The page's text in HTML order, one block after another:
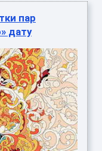
пар
дату